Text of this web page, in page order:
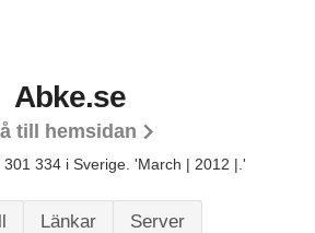
Abke.se
till hemsidan
334 i Sverige. 'March | 2012 |.'
Länkar Server